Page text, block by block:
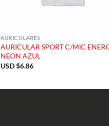
AURICULARES
AURICULAR SPORT C/MIC
NEON AZUL
USD $6.86